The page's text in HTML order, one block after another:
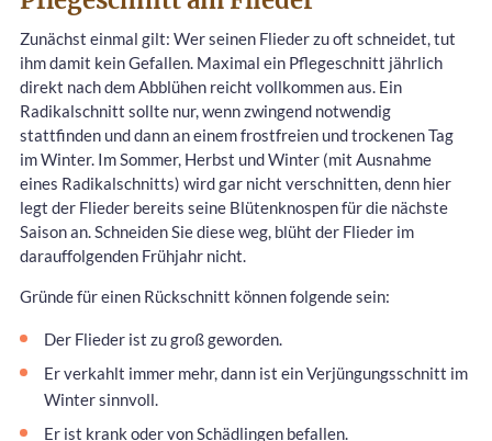
Zunächst einmal gilt: Wer seinen Flieder zu oft schneidet, tut
ihm damit kein Gefallen. Maximal ein Pflegeschnitt jährlich
direkt nach dem Abblühen reicht vollkommen aus. Ein
Radikalschnitt sollte nur, wenn zwingend notwendig
stattfinden und dann an einem frostfreien und trockenen Tag
im Winter. Im Sommer, Herbst und Winter (mit Ausnahme
eines Radikalschnitts) wird gar nicht verschnitten, denn hier
legt der Flieder bereits seine Blütenknospen für die nächste
Saison an. Schneiden Sie diese weg, blüht der Flieder im
darauffolgenden Frühjahr nicht.
Gründe für einen Rückschnitt können folgende sein:
Der Flieder ist zu groß geworden.
Er verkahlt immer mehr, dann ist ein Verjüngungsschnitt im
Winter sinnvoll.
Er ist krank oder von Schädlingen befallen.